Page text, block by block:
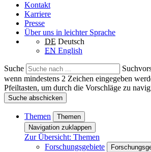
Kontakt
Karriere
Presse
Über uns in leichter Sprache
DE Deutsch
EN English
Suche
wenn mindestens 2 Zeichen eingegeben
Pfeiltasten, um durch die Vorschläge zu
Suche abschicken
Themen
Themen
Navigation zuklappen
Zur Übersicht: Themen
Forschungsgebiete